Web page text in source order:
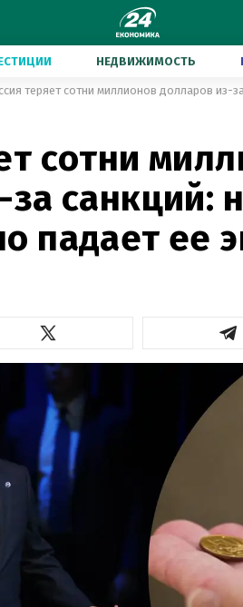
НЕДВИЖИМОСТЬ
сотни
санкций:
падает ее